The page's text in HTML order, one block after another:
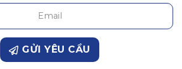
GỬI YÊU CẦU